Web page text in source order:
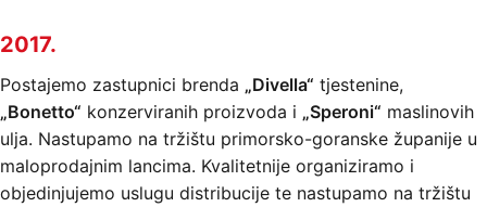
2017.
Postajemo zastupnici brenda „Divella“ tjestenine,
„Bonetto“ konzerviranih proizvoda i „Speroni“ maslinovih
ulja. Nastupamo na tržištu primorsko-goranske županije u
maloprodajnim lancima. Kvalitetnije organiziramo i
objedinjujemo uslugu distribucije te nastupamo na tržištu